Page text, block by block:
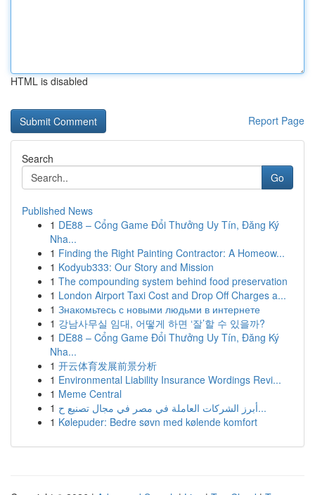
HTML is disabled
Report Page
Search
Go
Published News
1 DE88 – Cổng Game Đổi Thưởng Uy Tín, Đăng Ký
Nha...
1 Finding the Right Painting Contractor: A Homeow...
1 Kodyub333: Our Story and Mission
1 The compounding system behind food preservation
1 London Airport Taxi Cost and Drop Off Charges a...
1 Знакомьтесь с новыми людьми в интернете
1 강남사무실 임대, 어떻게 하면 ‘잘’할 수 있을까?
1 DE88 – Cổng Game Đổi Thưởng Uy Tín, Đăng Ký
Nha...
1 开云体育发展前景分析
1 Environmental Liability Insurance Wordings Revi...
1 Meme Central
1
أبرز الشركات العاملة في مصر في مجال تصنيع ح...
1 Kølepuder: Bedre søvn med kølende komfort